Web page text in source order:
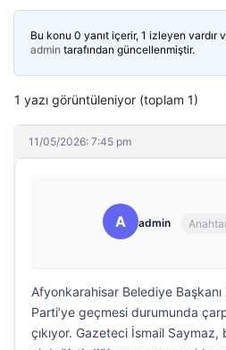
Bu konu 0 yanıt içerir, 1 izleyen vardır
admin tarafından güncellenmiştir.
1 yazı görüntüleniyor (toplam 1)
11/05/2026: 7:45 pm
A admin
Afyonkarahisar Belediye Başkanı
Parti’ye geçmesi durumunda
çıkıyor. Gazeteci İsmail